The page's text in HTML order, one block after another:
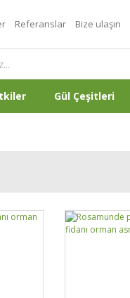
Referanslar Bize ulaşın
Gül Çeşitleri